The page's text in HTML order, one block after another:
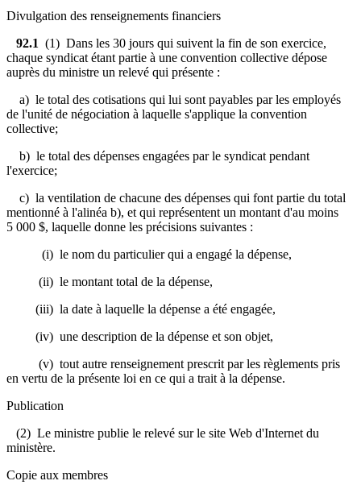
Divulgation des renseignements financiers
92.1 (1) Dans les 30 jours qui suivent la fin de son exercice,
chaque syndicat étant partie à une convention collective dépose
auprès du ministre un relevé qui présente :
a) le total des cotisations qui lui sont payables par les employés
de l'unité de négociation à laquelle s'applique la convention
collective;
b) le total des dépenses engagées par le syndicat pendant
l'exercice;
c) la ventilation de chacune des dépenses qui font partie du total
mentionné à l'alinéa b), et qui représentent un montant d'au moins
5 000 $, laquelle donne les précisions suivantes :
(i) le nom du particulier qui a engagé la dépense,
(ii) le montant total de la dépense,
(iii) la date à laquelle la dépense a été engagée,
(iv) une description de la dépense et son objet,
(v) tout autre renseignement prescrit par les règlements pris
en vertu de la présente loi en ce qui a trait à la dépense.
Publication
(2) Le ministre publie le relevé sur le site Web d'Internet du
ministère.
Copie aux membres